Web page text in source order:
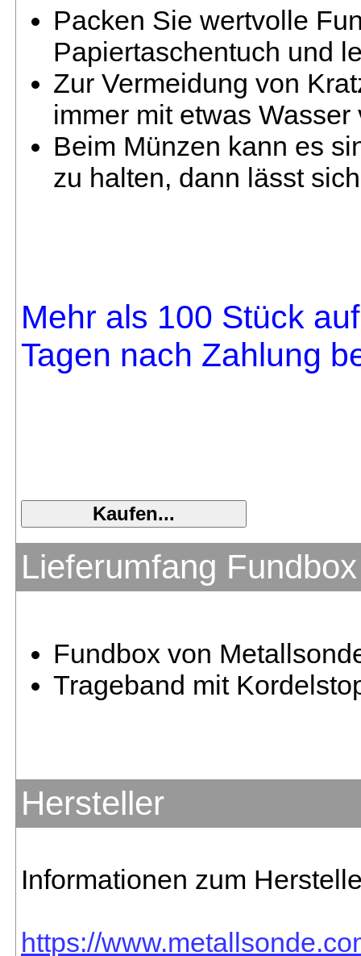
Packen Sie wertvolle
Papiertaschentuch und
Zur Vermeidung von
immer mit etwas
Beim Münzen kann es
zu halten, dann lässt
Mehr als 100 Stück
Tagen nach Zahlung
Lieferumfang
Fundbox von
Trageband mit
Hersteller
Informationen zum
https://